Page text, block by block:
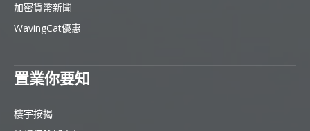
加密貨幣新聞
WavingCat優惠
置業你要知
樓宇按揭